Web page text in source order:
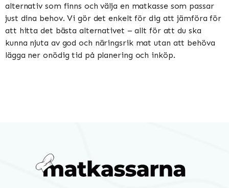
alternativ som finns och välja en matkasse som passar
just dina behov. Vi gör det enkelt för dig att jämföra för
att hitta det bästa alternativet – allt för att du ska
kunna njuta av god och näringsrik mat utan att behöva
lägga ner onödig tid på planering och inköp.